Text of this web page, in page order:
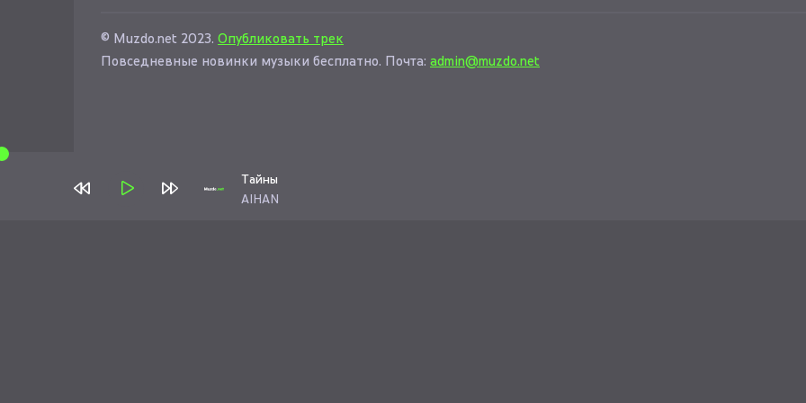
© Muzdo.net 2023. Опубликовать трек
Повседневные новинки музыки бесплатно. Почта: admin@muzdo.net
Тайны
AIHAN